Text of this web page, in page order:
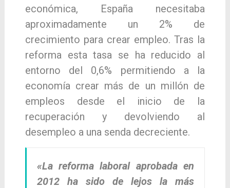
económica, España necesitaba
aproximadamente un 2% de
crecimiento para crear empleo. Tras la
reforma esta tasa se ha reducido al
entorno del 0,6% permitiendo a la
economía crear más de un millón de
empleos desde el inicio de la
recuperación y devolviendo al
desempleo a una senda decreciente.
«La reforma laboral aprobada en
2012 ha sido de lejos la más